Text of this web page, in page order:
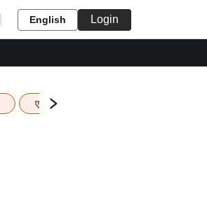
English Login
एचबीएसई 12वीं का रिजल्ट लाइव